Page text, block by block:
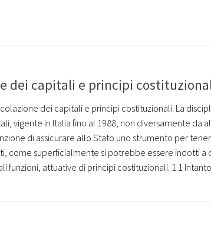
dei capitali e principi
dei capitali e principi costituzionali. La
vigente in Italia fino al 1988, non diversamente da
di assicurare allo Stato uno strumento per
come superficialmente si potrebbe essere indotti a
funzioni, attuative di principi costituzionali. 1.1